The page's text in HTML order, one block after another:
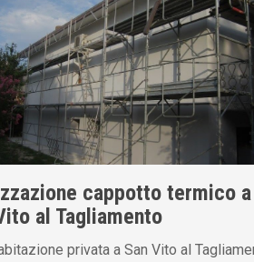
cappotto termico a
al Tagliamento
privata a San Vito al